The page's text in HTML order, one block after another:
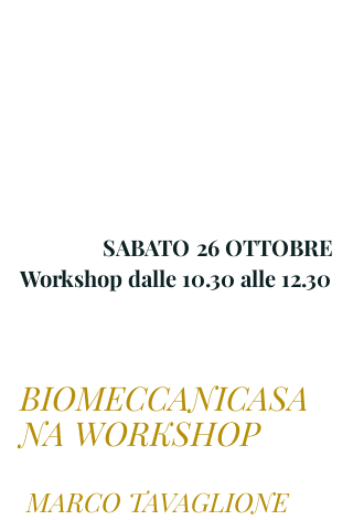
BIOMECCANICASA
NA WORKSHOP
MARCO TAVAGLIONE